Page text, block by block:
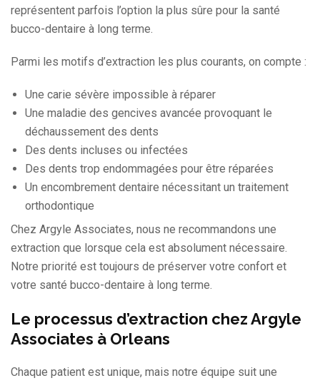
représentent parfois l’option la plus sûre pour la santé
bucco-dentaire à long terme.
Parmi les motifs d’extraction les plus courants, on compte :
Une carie sévère impossible à réparer
Une maladie des gencives avancée provoquant le
déchaussement des dents
Des dents incluses ou infectées
Des dents trop endommagées pour être réparées
Un encombrement dentaire nécessitant un traitement
orthodontique
Chez Argyle Associates, nous ne recommandons une
extraction que lorsque cela est absolument nécessaire.
Notre priorité est toujours de préserver votre confort et
votre santé bucco-dentaire à long terme.
Le processus d’extraction chez Argyle
Associates à Orleans
Chaque patient est unique, mais notre équipe suit une